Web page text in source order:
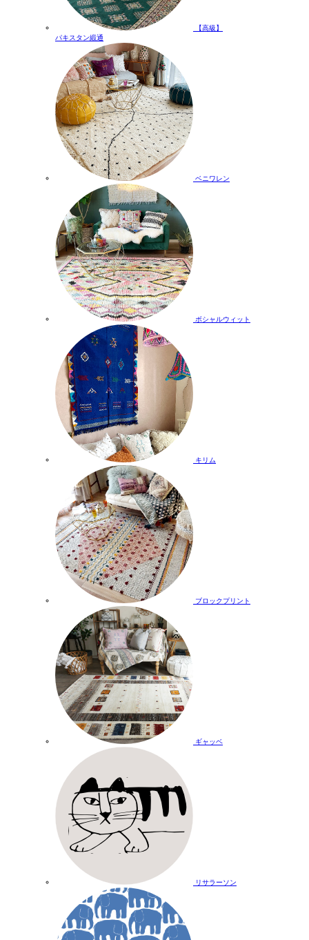
【高級】
パキスタン緞通
ベニワレン
ボシャルウィット
キリム
ブロックプリント
ギャッベ
リサラーソン